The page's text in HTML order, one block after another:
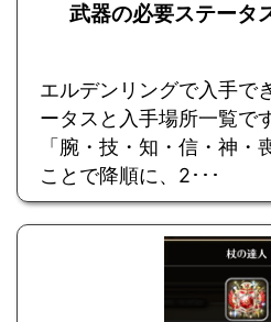
武器の必要ステータ
エルデンリングで入手で
ータスと入手場所一覧で
「腕・技・知・信・神・
ことで降順に、2･･･